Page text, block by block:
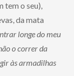
tem o seu),
da mata
longe do meu
o correr da
às armadilhas